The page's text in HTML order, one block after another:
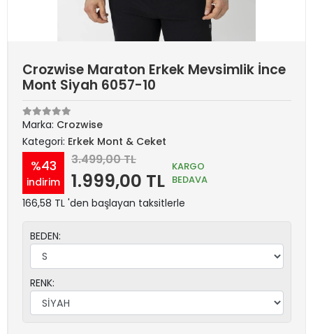
Crozwise Maraton Erkek Mevsimlik İnce
Mont Siyah 6057-10
Marka: Crozwise
Kategori: Erkek Mont & Ceket
%43
indirim
3.499,00 TL
1.999,00 TL
KARGO
BEDAVA
166,58 TL 'den başlayan taksitlerle
BEDEN:
RENK: